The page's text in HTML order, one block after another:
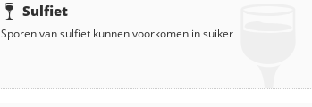
Sulfiet
Sporen van sulfiet kunnen voorkomen insuiker